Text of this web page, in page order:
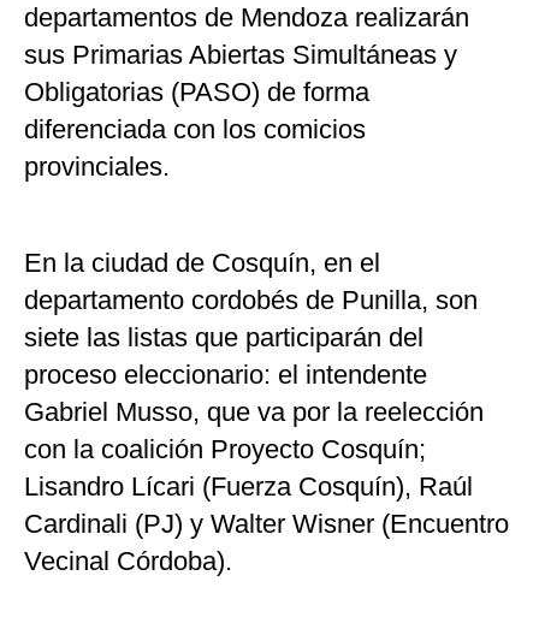
departamentos de Mendoza realizarán
sus Primarias Abiertas Simultáneas y
Obligatorias (PASO) de forma
diferenciada con los comicios
provinciales.
En la ciudad de Cosquín, en el
departamento cordobés de Punilla, son
siete las listas que participarán del
proceso eleccionario: el intendente
Gabriel Musso, que va por la reelección
con la coalición Proyecto Cosquín;
Lisandro Lícari (Fuerza Cosquín), Raúl
Cardinali (PJ) y Walter Wisner (Encuentro
Vecinal Córdoba).